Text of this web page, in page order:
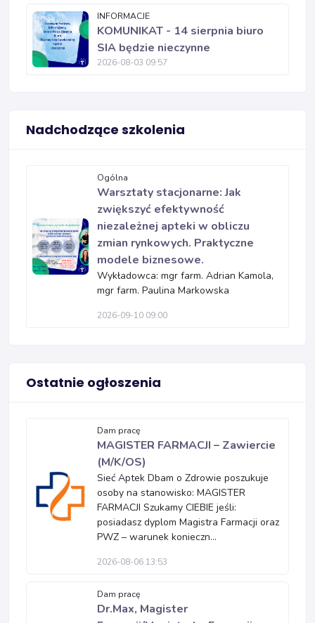
INFORMACJE
KOMUNIKAT - 14 sierpnia biuro
SIA będzie nieczynne
2026-08-03 09:57
Nadchodzące szkolenia
Ogólna
Warsztaty stacjonarne: Jak
zwiększyć efektywność
niezależnej apteki w obliczu
zmian rynkowych. Praktyczne
modele biznesowe.
Wykładowca: mgr farm. Adrian Kamola,
mgr farm. Paulina Markowska
2026-09-10 09:00
Ostatnie ogłoszenia
Dam pracę
MAGISTER FARMACJI – Zawiercie
(M/K/OS)
Sieć Aptek Dbam o Zdrowie poszukuje
osoby na stanowisko: MAGISTER
FARMACJI Szukamy CIEBIE jeśli:
posiadasz dyplom Magistra Farmacji oraz
PWZ – warunek konieczn...
2026-08-06 13:53
Dam pracę
Dr.Max, Magister